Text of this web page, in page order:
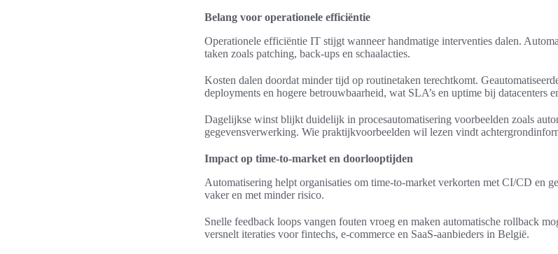
Belang voor operationele efficiëntie
Operationele efficiëntie IT stijgt wanneer handmatige interventies dalen.
taken zoals patching, back-ups en schaalacties.
Kosten dalen doordat minder tijd op routinetaken terechtkomt.
deployments en hogere betrouwbaarheid, wat SLA’s en uptime bij datacenters
Dagelijkse winst blijkt duidelijk in procesautomatisering voorbeelden zoals
gegevensverwerking. Wie praktijkvoorbeelden wil lezen vindt
Impact op time-to-market en doorlooptijden
Automatisering helpt organisaties om time-to-market verkorten met CI/CD en
vaker en met minder risico.
Snelle feedback loops vangen fouten vroeg en maken automatische rollback
versnelt iteraties voor fintechs, e-commerce en SaaS-aanbieders in België.